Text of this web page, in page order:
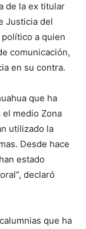
de la ex titular
Justicia del
a quien
comunicación,
en su contra.
que ha
medio Zona
utilizado la
Desde hace
estado
declaró
que ha